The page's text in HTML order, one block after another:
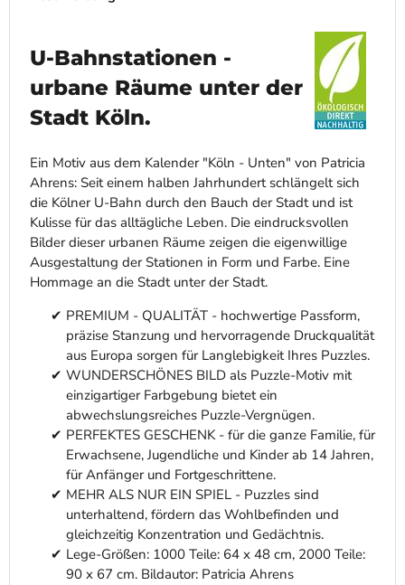
U-Bahnstationen -
urbane Räume unter der
Stadt Köln.
Ein Motiv aus dem Kalender "Köln - Unten" von Patricia
Ahrens: Seit einem halben Jahrhundert schlängelt sich
die Kölner U-Bahn durch den Bauch der Stadt und ist
Kulisse für das alltägliche Leben. Die eindrucksvollen
Bilder dieser urbanen Räume zeigen die eigenwillige
Ausgestaltung der Stationen in Form und Farbe. Eine
Hommage an die Stadt unter der Stadt.
PREMIUM - QUALITÄT - hochwertige Passform,
präzise Stanzung und hervorragende Druckqualität
aus Europa sorgen für Langlebigkeit Ihres Puzzles.
WUNDERSCHÖNES BILD als Puzzle-Motiv mit
einzigartiger Farbgebung bietet ein
abwechslungsreiches Puzzle-Vergnügen.
PERFEKTES GESCHENK - für die ganze Familie, für
Erwachsene, Jugendliche und Kinder ab 14 Jahren,
für Anfänger und Fortgeschrittene.
MEHR ALS NUR EIN SPIEL - Puzzles sind
unterhaltend, fördern das Wohlbefinden und
gleichzeitig Konzentration und Gedächtnis.
Lege-Größen: 1000 Teile: 64 x 48 cm, 2000 Teile:
90 x 67 cm. Bildautor: Patricia Ahrens